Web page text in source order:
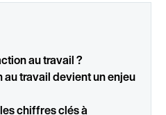
au travail ?
travail devient un enjeu
chiffres clés à